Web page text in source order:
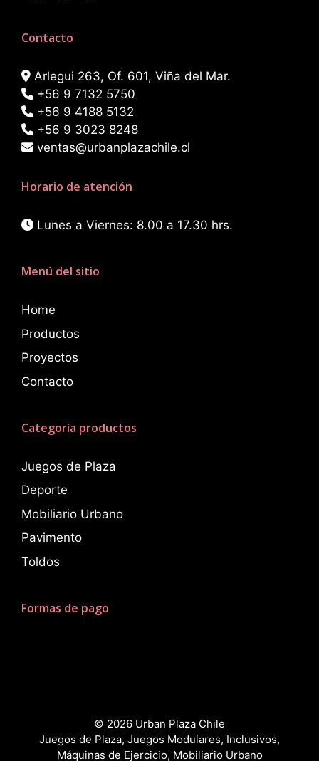
Contacto
Arlegui 263, Of. 601, Viña del Mar.
+56 9 7132 5750
+56 9 4188 5132
+56 9 3023 8248
ventas@urbanplazachile.cl
Horario de atención
Lunes a Viernes: 8.00 a 17.30 hrs.
Menú del sitio
Home
Productos
Proyectos
Contacto
Categoría productos
Juegos de Plaza
Deporte
Mobiliario Urbano
Pavimento
Toldos
Formas de pago
© 2026 Urban Plaza Chile
Juegos de Plaza, Juegos Modulares, Inclusivos,
Máquinas de Ejercicio, Mobiliario Urbano